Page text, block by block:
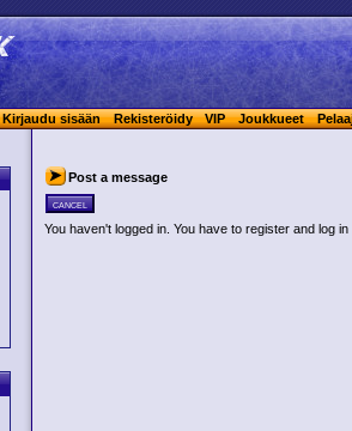
Kirjaudu sisään Rekisteröidy VIP Joukkueet
Post a message
cancel
You haven't logged in. You have to register and log